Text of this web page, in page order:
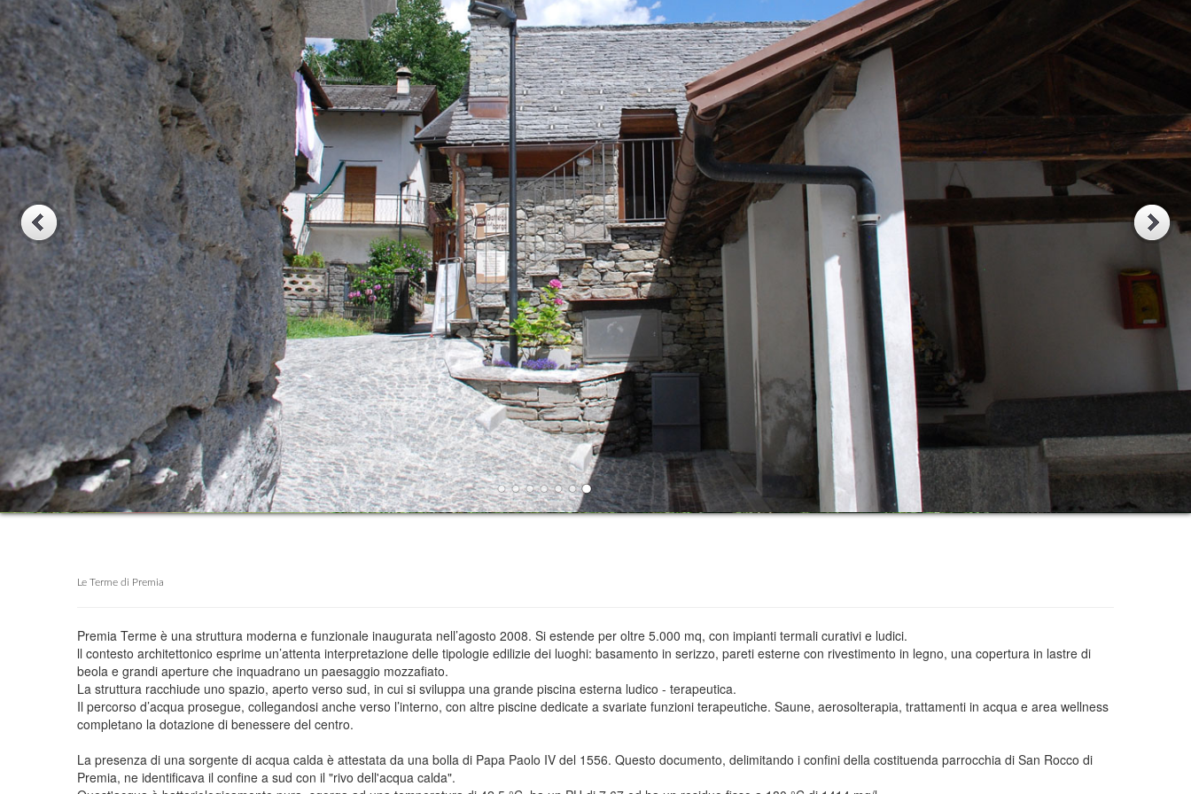
Le Terme di Premia
Premia Terme è una struttura moderna e funzionale inaugurata nell’agosto 2008. Si estende per oltre 5.000 mq, con impianti termali curativi e ludici.
ll contesto architettonico esprime un’attenta interpretazione delle tipologie edilizie dei luoghi: basamento in serizzo, pareti esterne con rivestimento in legno, una copertura in lastre di
beola e grandi aperture che inquadrano un paesaggio mozzafiato.
La struttura racchiude uno spazio, aperto verso sud, in cui si sviluppa una grande piscina esterna ludico - terapeutica.
Il percorso d’acqua prosegue, collegandosi anche verso l’interno, con altre piscine dedicate a svariate funzioni terapeutiche. Saune, aerosolterapia, trattamenti in acqua e area wellness
completano la dotazione di benessere del centro.
La presenza di una sorgente di acqua calda è attestata da una bolla di Papa Paolo IV del 1556. Questo documento, delimitando i confini della costituenda parrocchia di San Rocco di
Premia, ne identificava il confine a sud con il "rivo dell'acqua calda".